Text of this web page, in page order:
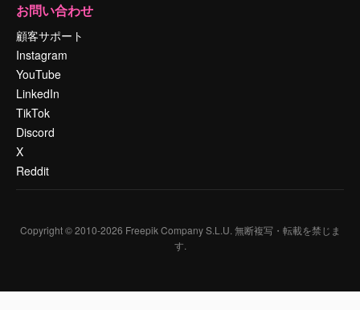
お問い合わせ
顧客サポート
Instagram
YouTube
LinkedIn
TikTok
Discord
X
Reddit
Copyright © 2010-2026 Freepik Company S.L.U. 無断複写・転載を禁じま
す.